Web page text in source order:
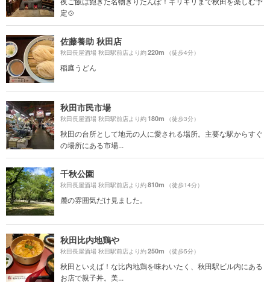
定🍲
佐藤養助 秋田店
秋田長屋酒場 秋田駅前店より約220m （徒歩4分）
稲庭うどん
秋田市民市場
秋田長屋酒場 秋田駅前店より約180m （徒歩3分）
秋田の台所として地元の人に愛される場所。主要な駅からすぐ
の場所にある市場...
千秋公園
秋田長屋酒場 秋田駅前店より約810m （徒歩14分）
麓の雰囲気だけ見ました。
秋田比内地鶏や
秋田長屋酒場 秋田駅前店より約250m （徒歩5分）
秋田といえば！な比内地鶏を味わいたく、秋田駅ビル内にある
お店で親子丼。美...